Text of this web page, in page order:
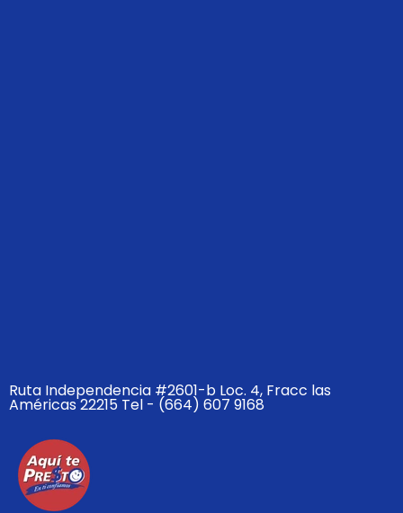
Ruta Independencia #2601-b Loc. 4, Fracc las
Américas 22215 Tel - (664) 607 9168